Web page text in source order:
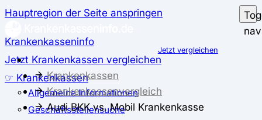
Hauptregion der Seite anspringen
Krankenkasseninfo
Jetzt Krankenkassen vergleichen
☞ Krankenkassen
Allgemeine Informationen
Geschäftsstellensuche
Jetzt vergleichen
Krankenkassen
Krankenkassenvergleich
Audi BKK vs. Mobil Krankenkasse